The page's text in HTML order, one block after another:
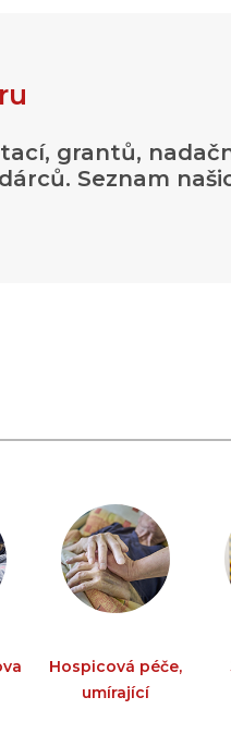
grantů,
Seznam
Hospicová péče,
umírající